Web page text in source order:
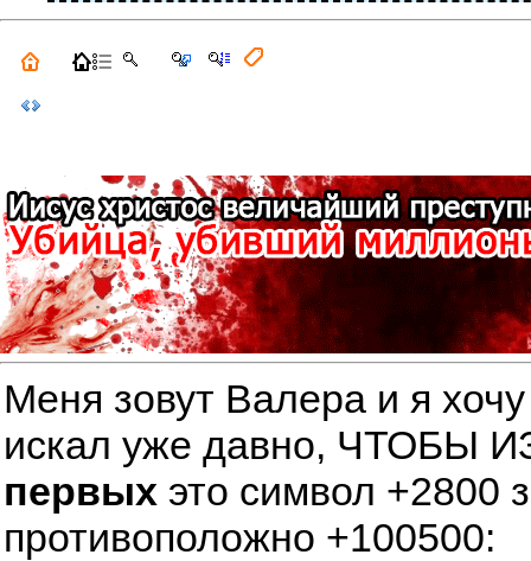
Меня зовут Валера и я
искал уже давно,
первых это символ +2800
противоположно +100500: